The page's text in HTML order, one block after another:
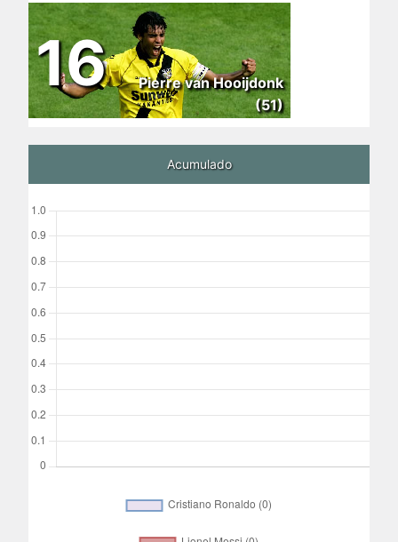
16
Pierre van Hooijdonk
(51)
Acumulado